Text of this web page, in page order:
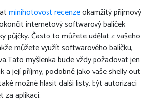
minihotovost recenzeokamžitý příjmový
internetový softwarový balíček
půjčky. Často to můžete udělat z vašeho
můžete využít softwarového balíčku,
myšlenka bude vždy požadovat jen
a její příjmy, podobně jako vaše shelly out
možné hlásit další listy, být autorizací
za aplikaci.